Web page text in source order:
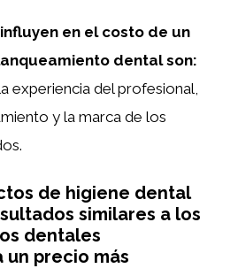
en el costo de un
dental son:
experiencia del profesional,
y la marca de los
de higiene dental
similares a los
dentales
precio más